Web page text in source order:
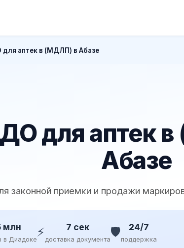
аптек в (МДЛП) в Абазе
для аптек
Абазе
законной приемки и продажи
млн
в Диадоке⚡ 7 сек
доставка документа🛡️ 24/7
поддержка